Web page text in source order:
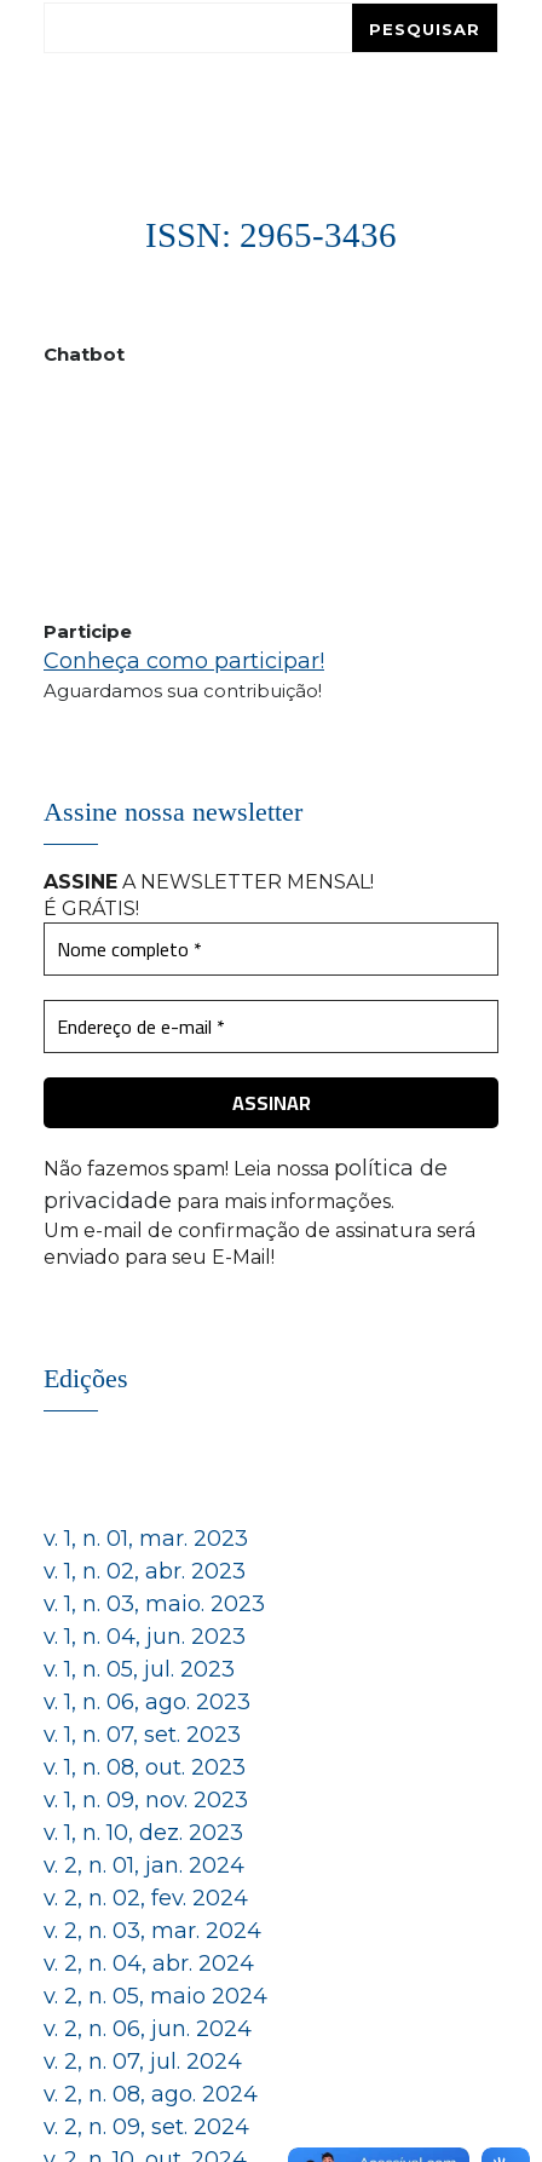
PESQUISAR
ISSN: 2965-3436
Chatbot
Participe
Conheça como participar!
Aguardamos sua contribuição!
Assine nossa newsletter
ASSINE A NEWSLETTER MENSAL!
É GRÁTIS!
Não fazemos spam! Leia nossa política de
privacidade para mais informações.
Um e-mail de confirmação de assinatura será
enviado para seu E-Mail!
Edições
v. 1, n. 01, mar. 2023
v. 1, n. 02, abr. 2023
v. 1, n. 03, maio. 2023
v. 1, n. 04, jun. 2023
v. 1, n. 05, jul. 2023
v. 1, n. 06, ago. 2023
v. 1, n. 07, set. 2023
v. 1, n. 08, out. 2023
v. 1, n. 09, nov. 2023
v. 1, n. 10, dez. 2023
v. 2, n. 01, jan. 2024
v. 2, n. 02, fev. 2024
v. 2, n. 03, mar. 2024
v. 2, n. 04, abr. 2024
v. 2, n. 05, maio 2024
v. 2, n. 06, jun. 2024
v. 2, n. 07, jul. 2024
v. 2, n. 08, ago. 2024
v. 2, n. 09, set. 2024